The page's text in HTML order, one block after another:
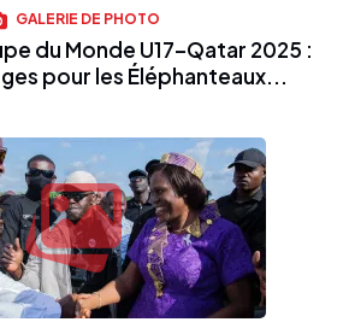
GALERIE DE PHOTO
du Monde U17–Qatar 2025 :
pour les Éléphanteaux...